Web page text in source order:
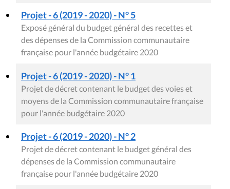
Projet - 6 (2019 - 2020) - N° 5
Exposé général du budget général des recettes et
des dépenses de la Commission communautaire
française pour l'année budgétaire 2020
Projet - 6 (2019 - 2020) - N° 1
Projet de décret contenant le budget des voies et
moyens de la Commission communautaire française
pour l'année budgétaire 2020
Projet - 6 (2019 - 2020) - N° 2
Projet de décret contenant le budget général des
dépenses de la Commission communautaire
française pour l'année budgétaire 2020